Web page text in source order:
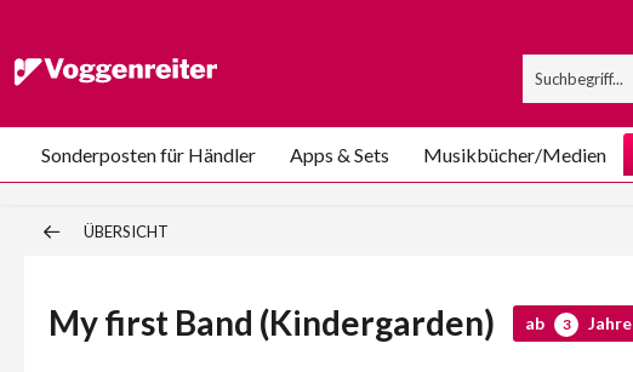
Sonderposten für Händler Apps & Sets Musikbücher/Medien
ÜBERSICHT
My first Band (Kindergarden) ab 3 Jahre